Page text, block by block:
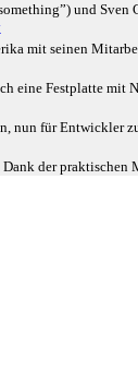
und Sven
mit seinen
eine Festplatte mit
nun für Entwickler
der